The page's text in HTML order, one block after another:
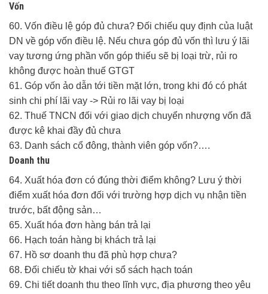
Vốn
60. Vốn điều lệ góp đủ chưa? Đối chiếu quy định của luật
DN về góp vốn điều lệ. Nếu chưa góp đủ vốn thì lưu ý lãi
vay tương ứng phần vốn góp thiếu sẽ bị loại trừ, rủi ro
không được hoàn thuế GTGT
61. Góp vốn ảo dẫn tới tiền mặt lớn, trong khi đó có phát
sinh chi phí lãi vay -> Rủi ro lãi vay bị loại
62. Thuế TNCN đối với giao dịch chuyển nhượng vốn đã
được kê khai đầy đủ chưa
63. Danh sách cổ đông, thành viên góp vốn?….
Doanh thu
64. Xuất hóa đơn có đúng thời điểm không? Lưu ý thời
điểm xuất hóa đơn đối với trường hợp dịch vụ nhận tiền
trước, bất động sản…
65. Xuất hóa đơn hàng bán trả lại
66. Hạch toán hàng bị khách trả lại
67. Hồ sơ doanh thu đã phù hợp chưa?
68. Đối chiếu tờ khai với sổ sách hạch toán
69. Chi tiết doanh thu theo lĩnh vực, địa phương theo yêu